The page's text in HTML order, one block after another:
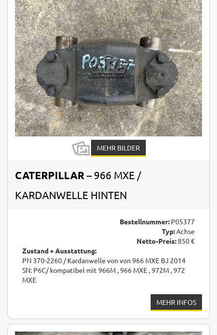
MEHR BILDER
CATERPILLAR – 966 MXE /
KARDANWELLE HINTEN
Bestellnummer: P05377
Typ:Achse
Netto-Preis:850 €
Zustand + Ausstattung:
PN 370-2260 / Kardanwelle von von 966 MXE BJ 2014
SN: P6C/ kompatibel mit 966M , 966 MXE , 972M , 972
MXE
MEHR INFOS